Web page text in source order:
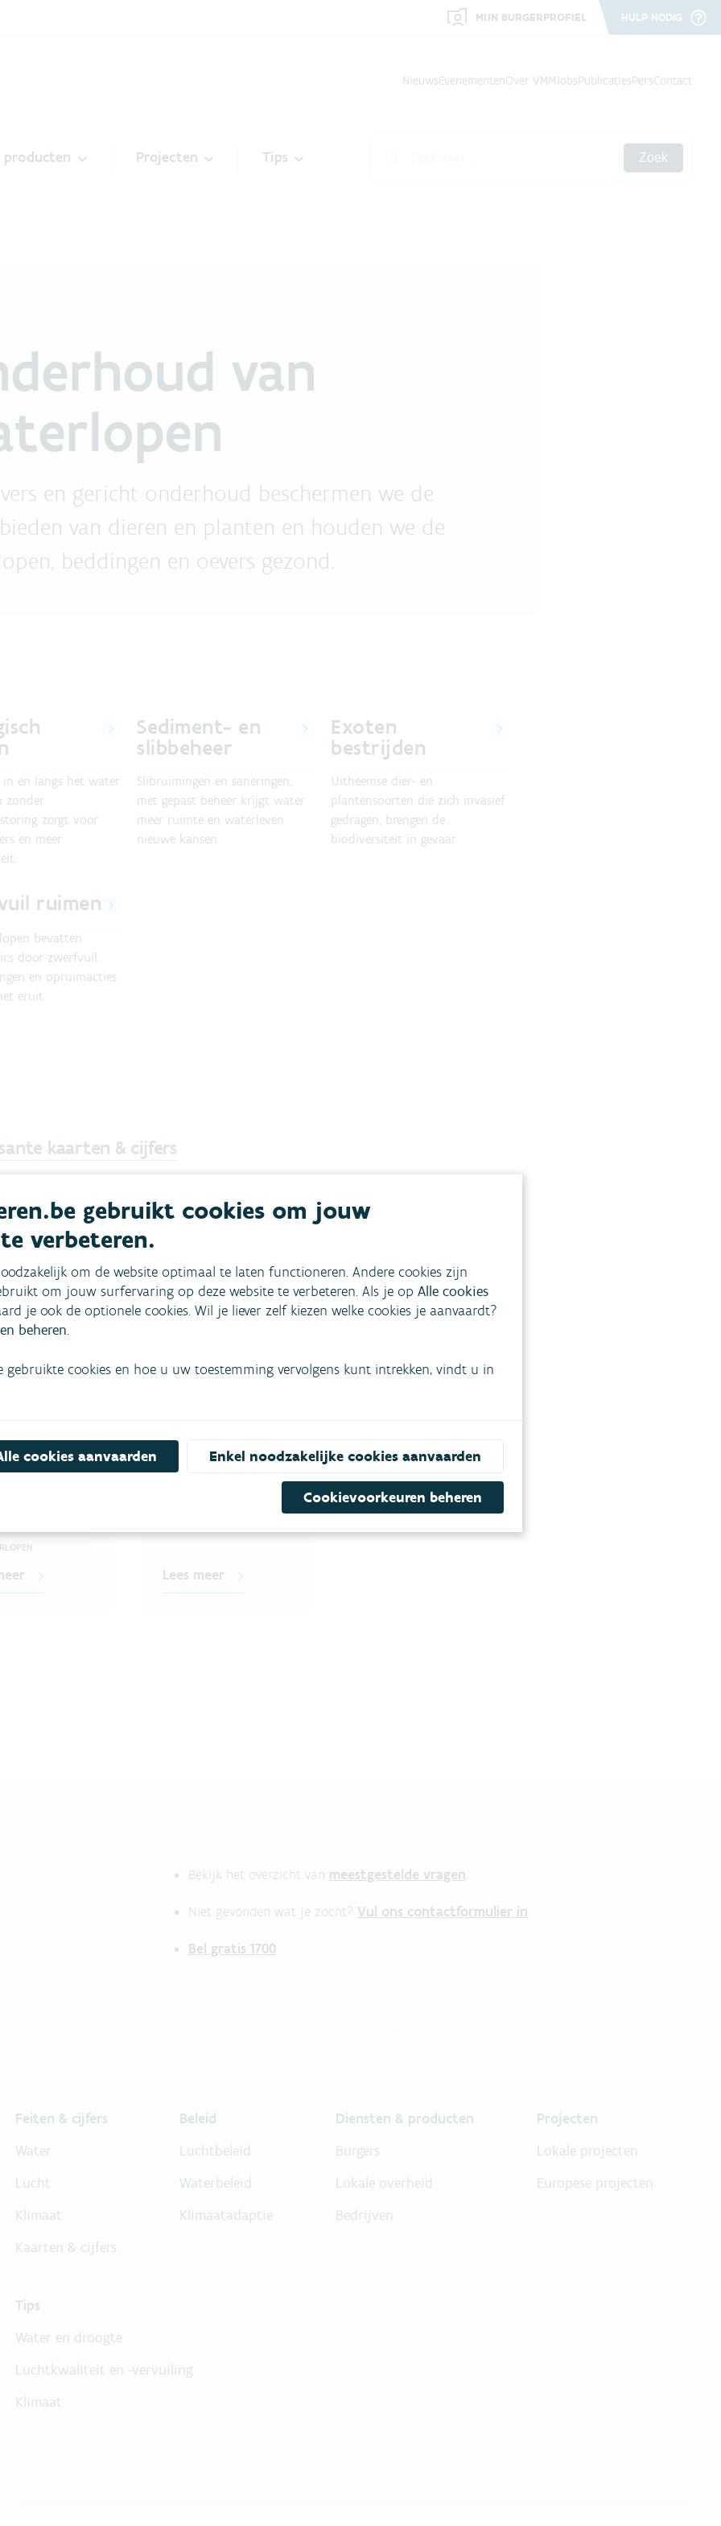
MIJN BURGERPROFIEL HULP NODIG
NieuwsEvenementenOver VMMJobsPublicatiesPersContact
producten Projecten Tips Zoek
van
en gericht onderhoud beschermen we de
van dieren en planten en houden we de
beddingen en oevers gezond.
in en langs het water
zonder
zorgt voor
en meer
Sediment- en
slibbeheer
Slibruimingen en saneringen,
met gepast beheer krijgt water
meer ruimte en waterleven
nieuwe kansen.
Exoten
bestrijden
Uitheemse dier- en
plantensoorten die zich invasief
gedragen, brengen de
biodiversiteit in gevaar.
ruimen
bevatten
door zwerfvuil.
en opruimacties
eruit.
kaarten & cijfers
obstakels in
(bv.
stuwen
van vissen.
de
en wat hun
Ecologisch
Toestand, grafieken en
evolutie doorheen de
jaren
WATERLOPEN
Lees meer
Bekijk het overzicht van meestgestelde vragen.
Niet gevonden wat je zocht? Vul ons contactformulier in.
Bel gratis 1700
Feiten & cijfers
Water
Lucht
Klimaat
Kaarten & cijfers
Beleid
Luchtbeleid
Waterbeleid
Klimaatadaptie
Diensten & producten
Burgers
Lokale overheid
Bedrijven
Projecten
Lokale projecten
Europese projecten
Tips
Water en droogte
Luchtkwaliteit en -vervuiling
Klimaat
gebruikt cookies om jouw
verbeteren.
om de website optimaal te laten functioneren. Andere cookies zijn
om jouw surfervaring op deze website te verbeteren. Als je op Alle cookies
je ook de optionele cookies. Wil je liever zelf kiezen welke cookies je aanvaardt?
beheren.
gebruikte cookies en hoe u uw toestemming vervolgens kunt intrekken, vindt u in
cookies aanvaarden Enkel noodzakelijke cookies aanvaarden
Cookievoorkeuren beheren